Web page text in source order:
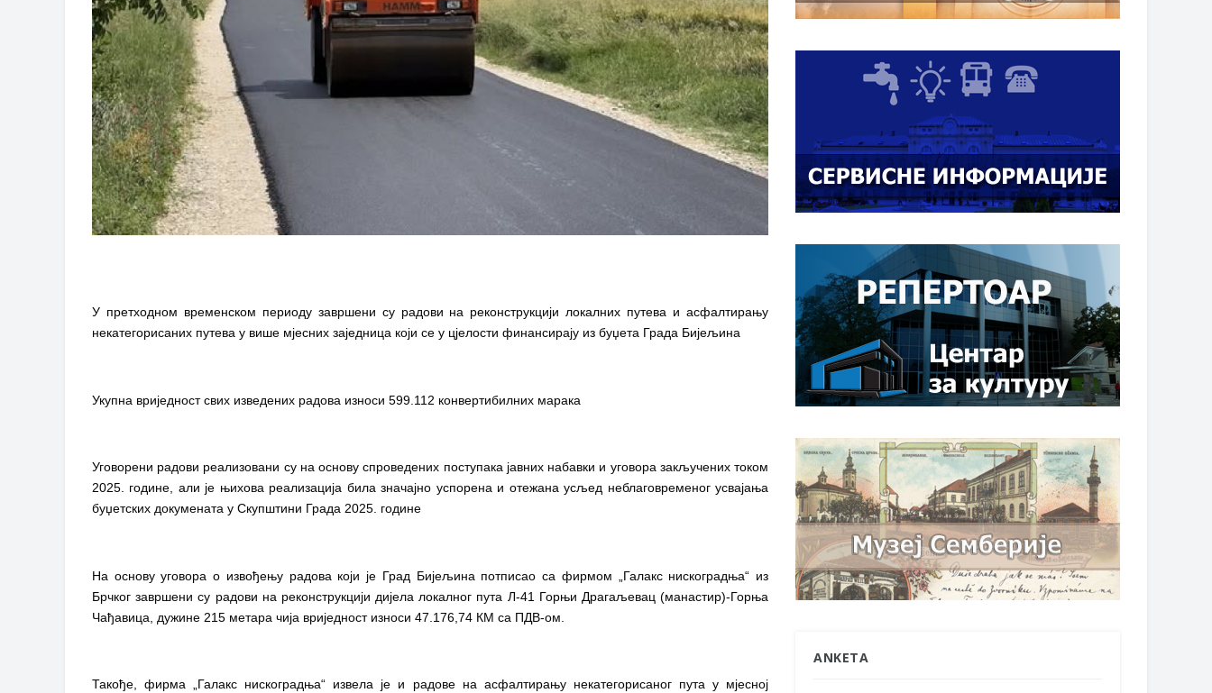
У претходном временском периоду завршени су радови на реконструкцији локалних путева и асфалтирању
некатегорисаних путева у више мјесних заједница који се у цјелости финансирају из буџета Града Бијељина
Укупна вриједност свих изведених радова износи 599.112 конвертибилних марака
Уговорени радови реализовани су на основу спроведених поступака јавних набавки и уговора закључених током
2025. године, али је њихова реализација била значајно успорена и отежана усљед неблаговременог усвајања
буџетских докумената у Скупштини Града 2025. године
На основу уговора о извођењу радова који је Град Бијељина потписао са фирмом „Галакс нискоградња“ из
Брчког завршени су радови на реконструкцији дијела локалног пута Л-41 Горњи Драгаљевац (манастир)-Горња
Чађавица, дужине 215 метара чија вриједност износи 47.176,74 КМ са ПДВ-ом.
Такође, фирма „Галакс нискоградња“ извела је и радове на асфалтирању некатегорисаног пута у мјесној
ANKETA